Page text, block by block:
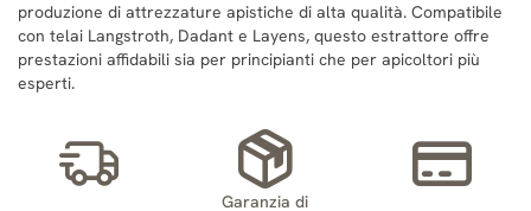
produzione di attrezzature apistiche di alta qualità. Compatibile
con telai Langstroth, Dadant e Layens, questo estrattore offre
prestazioni affidabili sia per principianti che per apicoltori più
esperti.
Garanzia di